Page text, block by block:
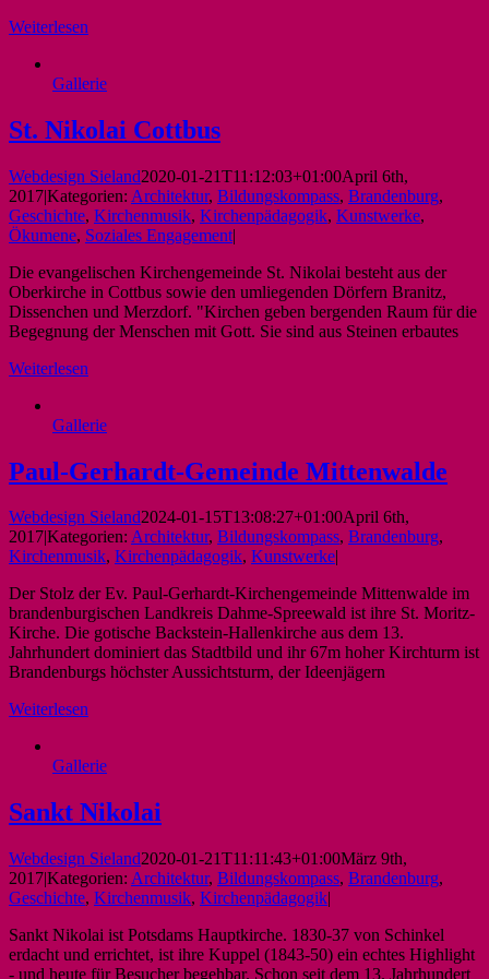
Weiterlesen
Gallerie
St. Nikolai Cottbus
Webdesign Sieland2020-01-21T11:12:03+01:00April 6th,
2017|Kategorien: Architektur, Bildungskompass, Brandenburg,
Geschichte, Kirchenmusik, Kirchenpädagogik, Kunstwerke,
Ökumene, Soziales Engagement|
Die evangelischen Kirchengemeinde St. Nikolai besteht aus der
Oberkirche in Cottbus sowie den umliegenden Dörfern Branitz,
Dissenchen und Merzdorf. "Kirchen geben bergenden Raum für die
Begegnung der Menschen mit Gott. Sie sind aus Steinen erbautes
Weiterlesen
Gallerie
Paul-Gerhardt-Gemeinde Mittenwalde
Webdesign Sieland2024-01-15T13:08:27+01:00April 6th,
2017|Kategorien: Architektur, Bildungskompass, Brandenburg,
Kirchenmusik, Kirchenpädagogik, Kunstwerke|
Der Stolz der Ev. Paul-Gerhardt-Kirchengemeinde Mittenwalde im
brandenburgischen Landkreis Dahme-Spreewald ist ihre St. Moritz-
Kirche. Die gotische Backstein-Hallenkirche aus dem 13.
Jahrhundert dominiert das Stadtbild und ihr 67m hoher Kirchturm ist
Brandenburgs höchster Aussichtsturm, der Ideenjägern
Weiterlesen
Gallerie
Sankt Nikolai
Webdesign Sieland2020-01-21T11:11:43+01:00März 9th,
2017|Kategorien: Architektur, Bildungskompass, Brandenburg,
Geschichte, Kirchenmusik, Kirchenpädagogik|
Sankt Nikolai ist Potsdams Hauptkirche. 1830-37 von Schinkel
erdacht und errichtet, ist ihre Kuppel (1843-50) ein echtes Highlight
- und heute für Besucher begehbar. Schon seit dem 13. Jahrhundert